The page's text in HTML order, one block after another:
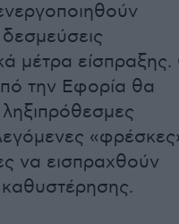
μέτρα είσπραξης.
την Εφορία θα
να εισπραχθούν